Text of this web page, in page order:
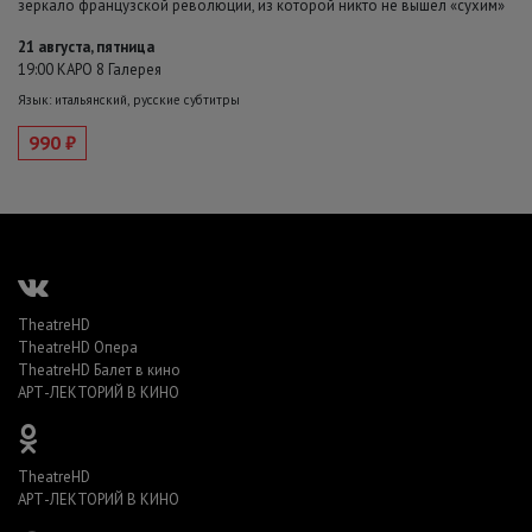
зеркало французской революции, из которой никто не вышел «сухим»
21 августа, пятница
19:00 КАРО 8 Галерея
Язык: итальянский, русские субтитры
990 ₽
TheatreHD
TheatreHD Опера
TheatreHD Балет в кино
АРТ-ЛЕКТОРИЙ В КИНО
TheatreHD
АРТ-ЛЕКТОРИЙ В КИНО